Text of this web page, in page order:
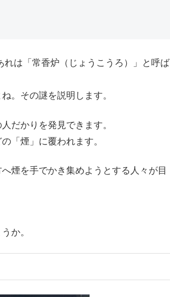
は「常香炉（じょうこうろ）」と呼ば
。その謎を説明します。
だかりを発見できます。
「煙」に覆われます。
煙を手でかき集めようとする人々が目
か。